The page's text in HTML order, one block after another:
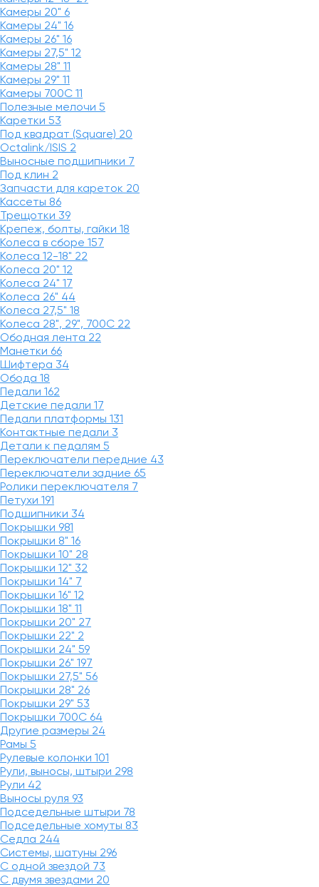
Камеры 20" 6
Камеры 24" 16
Камеры 26" 16
Камеры 27,5" 12
Камеры 28" 11
Камеры 29" 11
Камеры 700C 11
Полезные мелочи 5
Каретки 53
Под квадрат (Square) 20
Octalink/ISIS 2
Выносные подшипники 7
Под клин 2
Запчасти для кареток 20
Кассеты 86
Трещотки 39
Крепеж, болты, гайки 18
Колеса в сборе 157
Колеса 12-18" 22
Колеса 20" 12
Колеса 24" 17
Колеса 26" 44
Колеса 27,5" 18
Колеса 28", 29", 700С 22
Ободная лента 22
Манетки 66
Шифтера 34
Обода 18
Педали 162
Детские педали 17
Педали платформы 131
Контактные педали 3
Детали к педалям 5
Переключатели передние 43
Переключатели задние 65
Ролики переключателя 7
Петухи 191
Подшипники 34
Покрышки 981
Покрышки 8" 16
Покрышки 10" 28
Покрышки 12" 32
Покрышки 14" 7
Покрышки 16" 12
Покрышки 18" 11
Покрышки 20" 27
Покрышки 22" 2
Покрышки 24" 59
Покрышки 26" 197
Покрышки 27,5" 56
Покрышки 28" 26
Покрышки 29" 53
Покрышки 700C 64
Другие размеры 24
Рамы 5
Рулевые колонки 101
Рули, выносы, штыри 298
Рули 42
Выносы руля 93
Подседельные штыри 78
Подседельные хомуты 83
Седла 244
Системы, шатуны 296
С одной звездой 73
С двумя звездами 20